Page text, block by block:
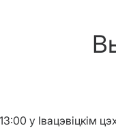
у Івацэвіцкім